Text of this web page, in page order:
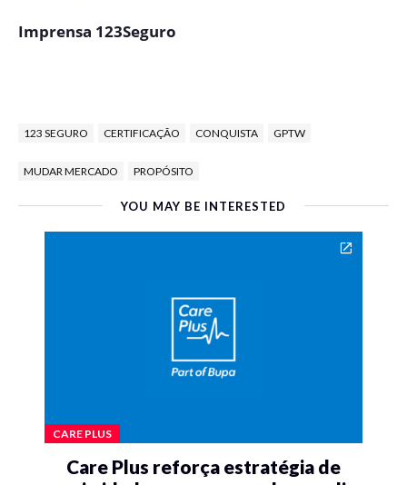
Imprensa 123Seguro
123 SEGURO CERTIFICAÇÃO CONQUISTA GPTW
MUDAR MERCADO PROPÓSITO
YOU MAY BE INTERESTED
CARE PLUS
Care Plus reforça estratégia de